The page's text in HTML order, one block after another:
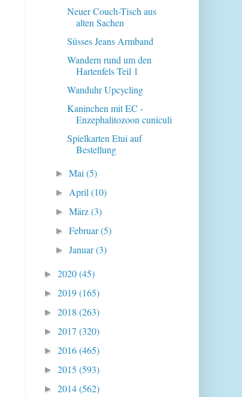
Neuer Couch-Tisch aus
alten Sachen
Süsses Jeans Armband
Wandern rund um den
Hartenfels Teil 1
Wanduhr Upcycling
Kaninchen mit EC -
Enzephalitozoon cuniculi
Spielkarten Etui auf
Bestellung
►Mai(5)
► April(10)
►März(3)
►Februar(5)
►Januar(3)
► 2020(45)
► 2019(165)
► 2018 (263)
► 2017 (320)
► 2016(465)
► 2015 (593)
► 2014(562)